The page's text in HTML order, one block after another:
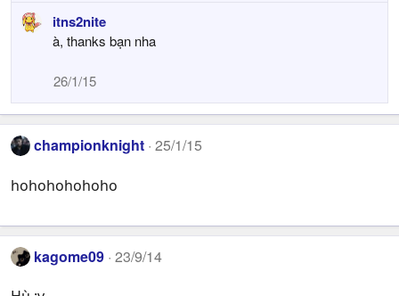
itns2nite
à, thanks bạn nha
26/1/15
championknight 25/1/15
hohohohohoho
kagome09 23/9/14